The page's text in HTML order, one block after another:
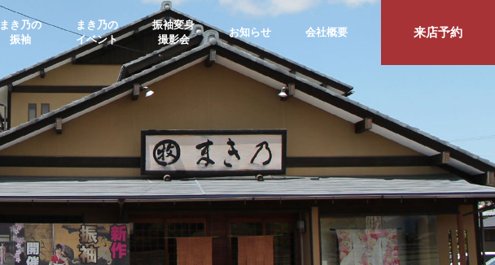
まき乃の
振袖
まき乃の
イベント
振袖変身
撮影会
お知らせ 会社概要 来店予約